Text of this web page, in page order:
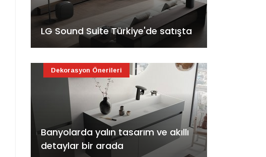
LG Sound Suite Türkiye'de satışta
Banyolarda yalın tasarım ve akıllı
detaylar bir arada
Dekorasyon Önerileri